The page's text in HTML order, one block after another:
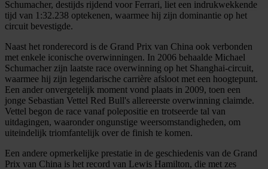
We gebruiken cookies om content en advertenties te
personaliseren, om functies voor social media te bieden
en om ons websiteverkeer te analyseren. Ook delen we
informatie over uw gebruik van onze site met onze
partners voor social media, adverteren en analyse. Deze
partners kunnen deze gegevens combineren met andere
informatie die u aan ze heeft verstrekt of die ze hebben
verzameld op basis van uw gebruik van hun services.
Schumacher, destijds rijdend voor Ferrari, liet een indrukwekkende
tijd van 1:32.238 optekenen, waarmee hij zijn dominantie op het
circuit bevestigde.
Naast het ronderecord is de Grand Prix van China ook verbonden
met enkele iconische overwinningen. In 2006 behaalde Michael
Schumacher zijn laatste race overwinning op het Shanghai-circuit,
waarmee hij zijn legendarische carrière afsloot met een hoogtepunt.
Een ander onvergetelijk moment vond plaats in 2009, toen een
jonge Sebastian Vettel Red Bull's allereerste overwinning claimde.
Vettel begon de race vanaf polepositie en trotseerde tal van
uitdagingen, waaronder ongunstige weersomstandigheden, om
uiteindelijk triomfantelijk over de finish te komen.
Een andere opmerkelijke prestatie in de geschiedenis van de Grand
Prix van China is het record van Lewis Hamilton, die met zes